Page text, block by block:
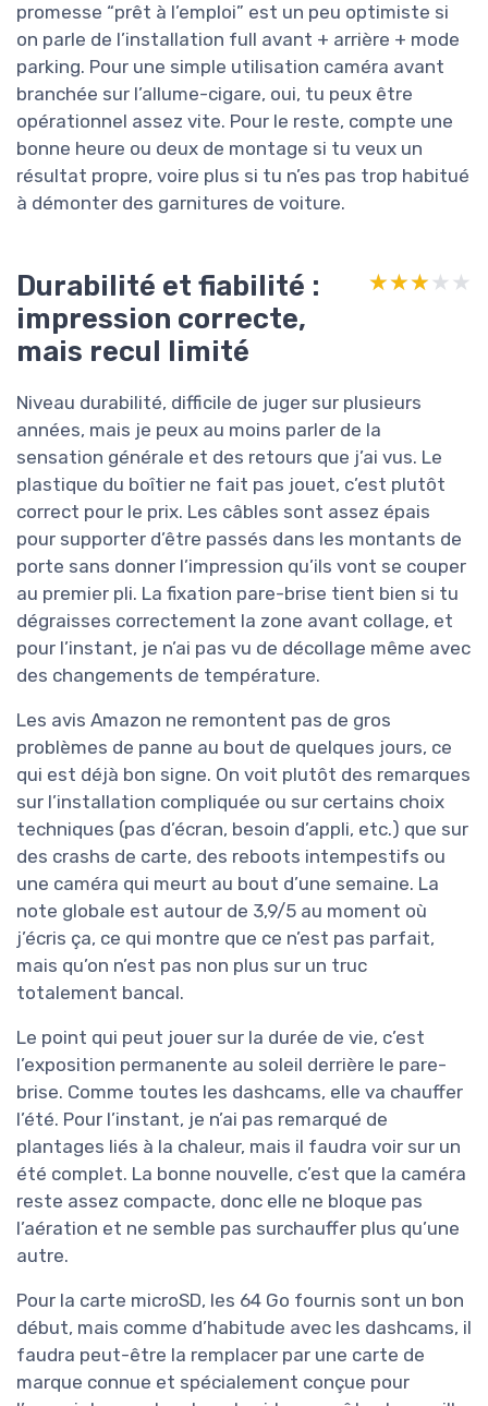
promesse “prêt à l’emploi” est un peu optimiste si
on parle de l’installation full avant + arrière + mode
parking. Pour une simple utilisation caméra avant
branchée sur l’allume-cigare, oui, tu peux être
opérationnel assez vite. Pour le reste, compte une
bonne heure ou deux de montage si tu veux un
résultat propre, voire plus si tu n’es pas trop habitué
à démonter des garnitures de voiture.
Durabilité et fiabilité :
impression correcte,
mais recul limité
★★★★★
★★★★★
Niveau durabilité, difficile de juger sur plusieurs
années, mais je peux au moins parler de la
sensation générale et des retours que j’ai vus. Le
plastique du boîtier ne fait pas jouet, c’est plutôt
correct pour le prix. Les câbles sont assez épais
pour supporter d’être passés dans les montants de
porte sans donner l’impression qu’ils vont se couper
au premier pli. La fixation pare-brise tient bien si tu
dégraisses correctement la zone avant collage, et
pour l’instant, je n’ai pas vu de décollage même avec
des changements de température.
Les avis Amazon ne remontent pas de gros
problèmes de panne au bout de quelques jours, ce
qui est déjà bon signe. On voit plutôt des remarques
sur l’installation compliquée ou sur certains choix
techniques (pas d’écran, besoin d’appli, etc.) que sur
des crashs de carte, des reboots intempestifs ou
une caméra qui meurt au bout d’une semaine. La
note globale est autour de 3,9/5 au moment où
j’écris ça, ce qui montre que ce n’est pas parfait,
mais qu’on n’est pas non plus sur un truc
totalement bancal.
Le point qui peut jouer sur la durée de vie, c’est
l’exposition permanente au soleil derrière le pare-
brise. Comme toutes les dashcams, elle va chauffer
l’été. Pour l’instant, je n’ai pas remarqué de
plantages liés à la chaleur, mais il faudra voir sur un
été complet. La bonne nouvelle, c’est que la caméra
reste assez compacte, donc elle ne bloque pas
l’aération et ne semble pas surchauffer plus qu’une
autre.
Pour la carte microSD, les 64 Go fournis sont un bon
début, mais comme d’habitude avec les dashcams, il
faudra peut-être la remplacer par une carte de
marque connue et spécialement conçue pour